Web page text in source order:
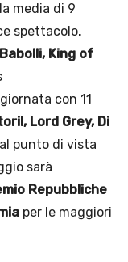
media di 9
spettacolo.
Babolli, King of
con 11
Lord Grey, Di
punto di vista
sarà
Repubbliche
per le maggiori